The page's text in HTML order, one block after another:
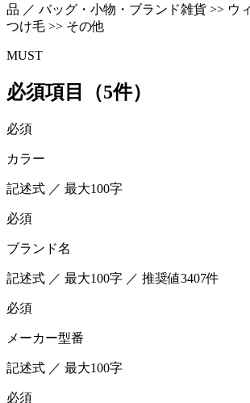
品 ／ バッグ・小物・ブランド雑貨 >> ウ
つけ毛 >> その他
MUST
必須項目（5件）
必須
カラー
記述式 ／ 最大100字
必須
ブランド名
記述式 ／ 最大100字 ／ 推奨値3407件
必須
メーカー型番
記述式 ／ 最大100字
必須